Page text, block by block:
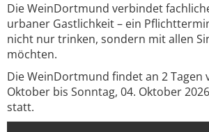
Die WeinDortmund verbindet
urbaner Gastlichkeit – ein
nicht nur trinken, sondern mit allen
möchten.
Die WeinDortmund findet an 2 Tagen
Oktober bis Sonntag, 04. Oktober
statt.